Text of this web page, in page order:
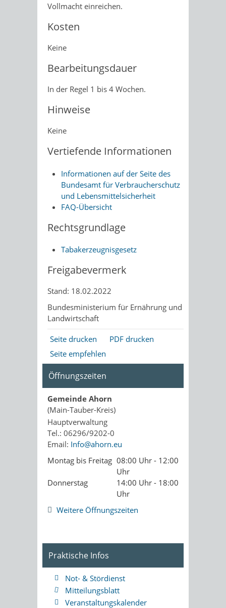
Vollmacht einreichen.
Kosten
Keine
Bearbeitungsdauer
In der Regel 1 bis 4 Wochen.
Hinweise
Keine
Vertiefende Informationen
Informationen auf der Seite des
Bundesamt für Verbraucherschutz
und Lebensmittelsicherheit
FAQ-Übersicht
Rechtsgrundlage
Tabakerzeugnisgesetz
Freigabevermerk
Stand: 18.02.2022
Bundesministerium für Ernährung und
Landwirtschaft
Seite drucken
PDF drucken
Seite empfehlen
Öffnungszeiten
Gemeinde Ahorn
(Main-Tauber-Kreis)
Hauptverwaltung
Tel.: 06296/9202-0
Email: Info@ahorn.eu
Montag bis Freitag 08:00 Uhr - 12:00
Uhr
Donnerstag
14:00 Uhr - 18:00
Uhr
Weitere Öffnungszeiten
Praktische Infos
Not- & Stördienst
Mitteilungsblatt
Veranstaltungskalender